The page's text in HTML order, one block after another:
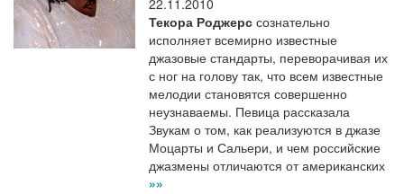
22.11.2010
Текора Роджерс сознательно
исполняет всемирно известные
джазовые стандарты, переворачивая их
с ног на голову так, что всем известные
мелодии становятся совершенно
неузнаваемы. Певица рассказала
Звукам о том, как реализуются в джазе
Моцарты и Сальери, и чем российские
джазмены отличаются от американских
»»